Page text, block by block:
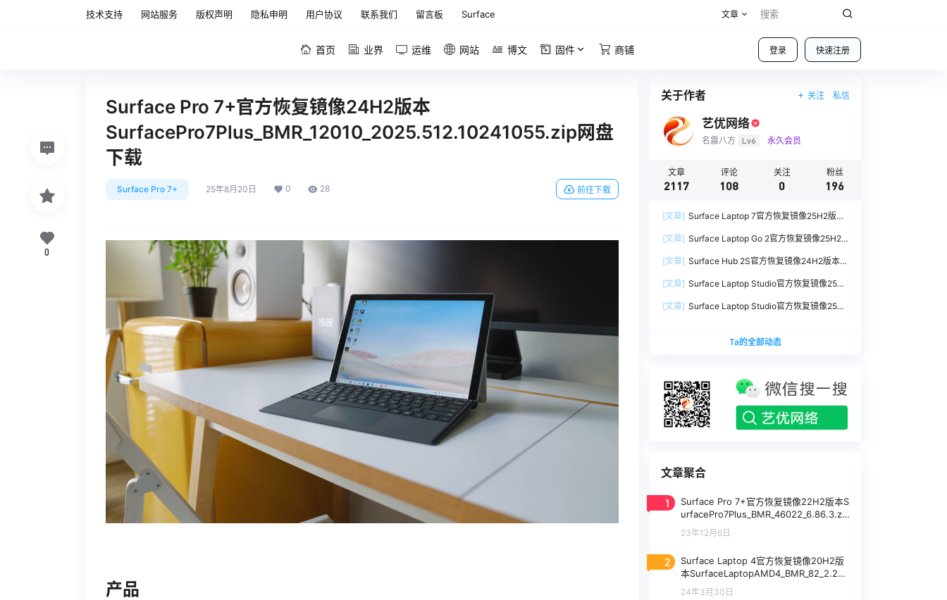
技术支持 网站服务 版权声明 隐私申明 用户协议 联系我们 留言板 Surface 文章
登录 快速注册
首页 业界 运维 网站 博文 固件 商铺
Surface Pro 7+官方恢复镜像24H2版本
SurfacePro7Plus_BMR_12010_2025.512.10241055.zip网盘
下载
Surface Pro 7+ 25年8月20日 0 28 前往下载
产品
0
关于作者 关注 私信
艺优网络
名震八方 Lv6 永久会员
文章
2117
评论
108
关注
0
粉丝
196
[文章] Surface Laptop 7官方恢复镜像25H2版本
254.zip网盘下载
[文章] Surface Laptop Go 2官方恢复镜像25H2
SurfaceLaptopGo2_BMR_42032_2026.507.118
98505.zip网盘下载
[文章] Surface Hub 2S官方恢复镜像24H2版本
7.zip网盘下载
[文章] Surface Laptop Studio官方恢复镜像25H2
SurfaceLaptopStudio_BMR_42032_2026.402.1
[文章] Surface Laptop Studio官方恢复镜像25H2
SurfaceLaptopStudio_BMR_12010_2026.402.11
740375.zip网盘下载
Ta的全部动态
文章聚合
1
Surface Pro 7+官方恢复镜像22H2版本S
urfacePro7Plus_BMR_46022_6.86.3.zip
网盘下载
23年12月6日
2
Surface Laptop 4官方恢复镜像20H2版
本SurfaceLaptopAMD4_BMR_82_2.27
5.1.zip网盘下载
24年3月30日